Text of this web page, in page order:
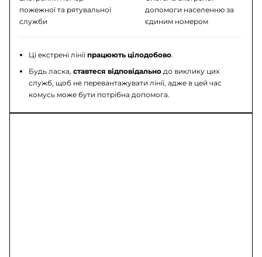
пожежної та рятувальної
служби
допомоги населенню за
єдиним номером
Ці екстрені лініїпрацюють цілодобово.
Будь ласка,ставтеся відповідально до виклику цих
служб, щоб не перевантажувати лінії, адже в цей час
комусь може бути потрібна допомога.